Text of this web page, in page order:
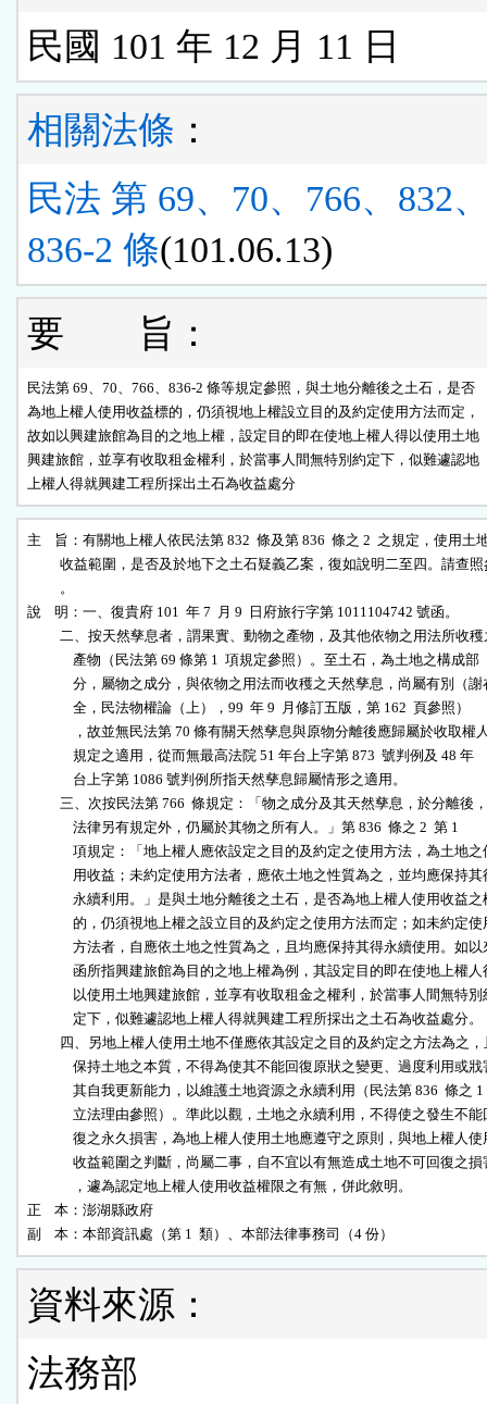
民國 101 年 12 月 11 日
相關法條 ：
民法 第 69、70、766、832
836-2 條(101.06.13)
要 旨：
民法第 69、70、766、836-2 條等規定參照，與土地分離後之土石，是否
為地上權人使用收益標的，仍須視地上權設立目的及約定使用方法而定，
故如以興建旅館為目的之地上權，設定目的即在使地上權人得以使用土地
興建旅館，並享有收取租金權利，於當事人間無特別約定下，似難遽認地
上權人得就興建工程所採出土石為收益處分
主    旨：有關地上權人依民法第 832  條及第 836  條之 2  之規定，使用土
收益範圍，是否及於地下之土石疑義乙案，復如說明二至四。請查
          。
說    明：一、復貴府 101  年 7  月 9  日府旅行字第 1011104742 號函。
二、按天然孳息者，謂果實、動物之產物，及其他依物之用法所收
              產物（民法第 69 條第 1  項規定參照）。至土石，為土地之構成部
分，屬物之成分，與依物之用法而收穫之天然孳息，尚屬有別（謝
              全，民法物權論（上），99  年 9  月修訂五版，第 162  頁參照）
，故並無民法第 70 條有關天然孳息與原物分離後應歸屬於收取權
              規定之適用，從而無最高法院 51 年台上字第 873  號判例及 48 年
              台上字第 1086 號判例所指天然孳息歸屬情形之適用。
三、次按民法第 766  條規定：「物之成分及其天然孳息，於分離後
              法律另有規定外，仍屬於其物之所有人。」第 836  條之 2  第 1
項規定：「地上權人應依設定之目的及約定之使用方法，為土地之
用收益；未約定使用方法者，應依土地之性質為之，並均應保持其
永續利用。」是與土地分離後之土石，是否為地上權人使用收益之
的，仍須視地上權之設立目的及約定之使用方法而定；如未約定使
方法者，自應依土地之性質為之，且均應保持其得永續使用。如以
函所指興建旅館為目的之地上權為例，其設定目的即在使地上權人
以使用土地興建旅館，並享有收取租金之權利，於當事人間無特別
              定下，似難遽認地上權人得就興建工程所採出之土石為收益處分。
四、另地上權人使用土地不僅應依其設定之目的及約定之方法為之
保持土地之本質，不得為使其不能回復原狀之變更、過度利用或戕
              其自我更新能力，以維護土地資源之永續利用（民法第 836  條之 1
立法理由參照）。準此以觀，土地之永續利用，不得使之發生不能
復之永久損害，為地上權人使用土地應遵守之原則，與地上權人使
收益範圍之判斷，尚屬二事，自不宜以有無造成土地不可回復之損
              ，遽為認定地上權人使用收益權限之有無，併此敘明。
正    本：澎湖縣政府
副    本：本部資訊處（第 1  類）、本部法律事務司（4 份）
資料來源：
法務部